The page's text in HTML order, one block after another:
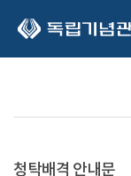
청탁배격 안내문